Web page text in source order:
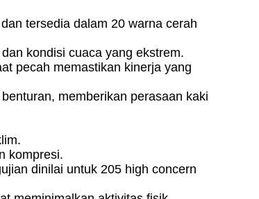
tersedia dalam 20 warna cerah
kondisi cuaca yang ekstrem.
pecah memastikan kinerja yang
memberikan perasaan kaki
kompresi.
dinilai untuk 205 high concern